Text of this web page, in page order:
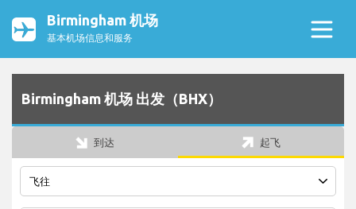
Birmingham 机场
基本机场信息和服务
Birmingham 机场 出发（BHX）
到达 起飞